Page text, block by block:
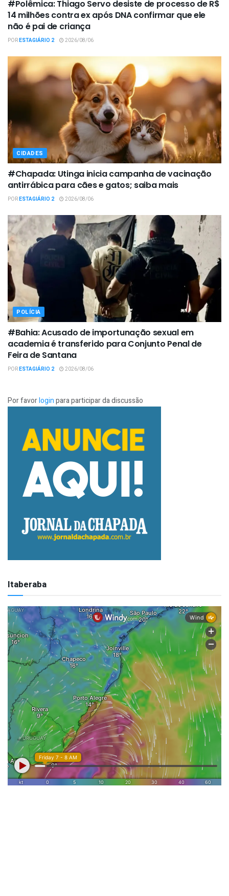
#Polêmica: Thiago Servo desiste de processo de R$
14 milhões contra ex após DNA confirmar que ele
não é pai de criança
PORESTAGIÁRIO 2 2026/08/06
CIDADES
#Chapada: Utinga inicia campanha de vacinação
antirrábica para cães e gatos; saiba mais
PORESTAGIÁRIO 2 2026/08/06
POLÍCIA
#Bahia: Acusado de importunação sexual em
academia é transferido para Conjunto Penal de
Feira de Santana
PORESTAGIÁRIO 2 2026/08/06
Por favorloginpara participar da discussão
Itaberaba